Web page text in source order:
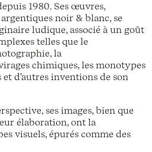
1980. Ses œuvres,
noir & blanc, se
ludique, associé à un goût
telles que le
la
chimiques, les monotypes
d'autres inventions de son
ses images, bien que
élaboration, ont la
visuels, épurés comme des